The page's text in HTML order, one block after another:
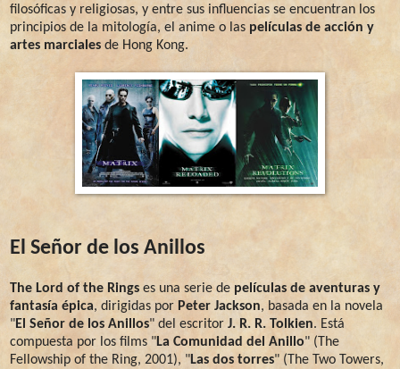
filosóficas y religiosas, y entre sus influencias se encuentran los
principios de la mitología, el anime o las películas de acción y
artes marciales de Hong Kong.
El Señor de los Anillos
The Lord of the Rings es una serie de películas de aventuras y
fantasía épica, dirigidas por Peter Jackson, basada en la novela
"El Señor de los Anillos" del escritor J. R. R. Tolkien. Está
compuesta por los films "La Comunidad del Anillo" (The
Fellowship of the Ring, 2001), "Las dos torres" (The Two Towers,